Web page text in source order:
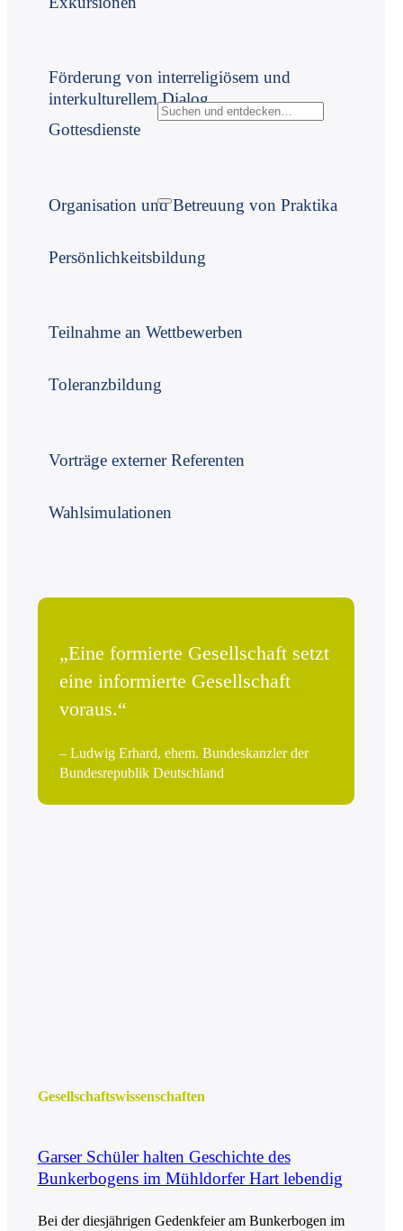
Förderung von interreligiösem und
interkulturellem Dialog
Gottesdienste
Organisation und Betreuung von Praktika
Persönlichkeitsbildung
Teilnahme an Wettbewerben
Toleranzbildung
Vorträge externer Referenten
Wahlsimulationen
„Eine formierte Gesell­schaft setzt
eine informierte Gesell­schaft
voraus.“
– Ludwig Erhard, ehem. Bundes­kanzler der
Bundes­republik Deutschland
Gesell­schafts­wissen­schaften
Garser Schüler halten Geschichte des
Bunkerbogens im Mühldorfer Hart lebendig
Bei der diesjährigen Gedenkfeier am Bunkerbogen im